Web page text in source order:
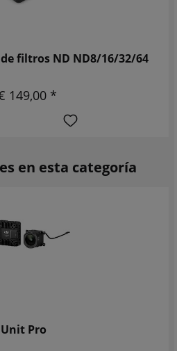
de filtros ND ND8/16/32/64
149,00 *
en esta categoría
Pro